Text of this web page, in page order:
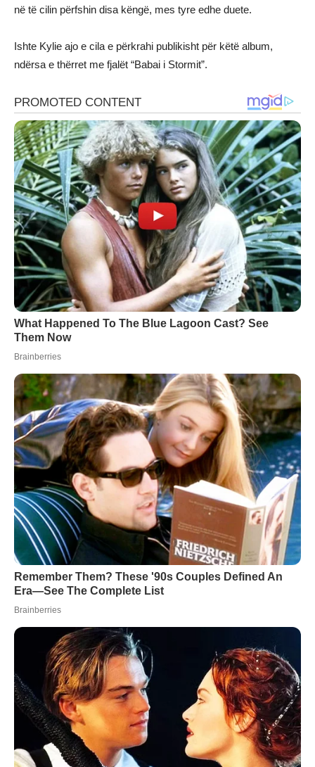
në të cilin përfshin disa këngë, mes tyre edhe duete.
Ishte Kylie ajo e cila e përkrahi publikisht për këtë album,
ndërsa e thërret me fjalët “Babai i Stormit”.